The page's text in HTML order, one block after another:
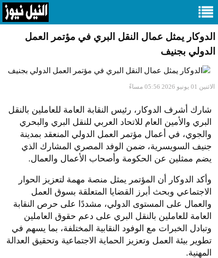
الدوكار يمثل عمال النقل البري في مؤتمر العمل
الدولي بجنيف
الاثنين 01 يونيو 2026 05:56 مساءً
شارك أشرف الدوكار، رئيس النقابة العامة للعاملين بالنقل
البري والأمين العام للاتحاد العربي للنقل البري والبحري
والجوي، في أعمال مؤتمر العمل الدولي المنعقد بمدينة
جنيف السويسرية، ضمن الوفد المصري المشارك الذي
يضم ممثلين عن الحكومة وأصحاب الأعمال والعمال.
وأكد الدوكار أن المؤتمر يمثل منصة مهمة لتعزيز الحوار
الاجتماعي وبحث أبرز القضايا المتعلقة بسوق العمل
والعمال على المستوى الدولي، مشددًا على حرص النقابة
العامة للعاملين بالنقل البري على دعم حقوق العاملين
وتبادل الخبرات مع الوفود النقابية المختلفة، بما يسهم في
تطوير بيئة العمل وتعزيز الحماية الاجتماعية وتحقيق العدالة
المهنية.